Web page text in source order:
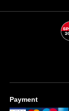
Payment